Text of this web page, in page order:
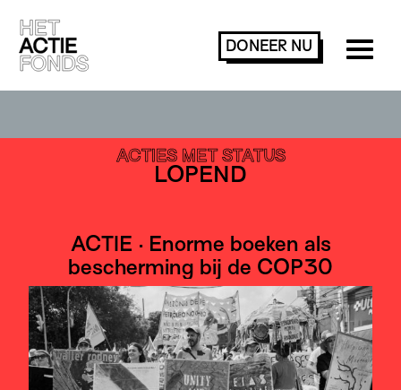
DONEER NU
ACTIES MET STATUS
LOPEND
ACTIE · Enorme boeken als
bescherming bij de COP30